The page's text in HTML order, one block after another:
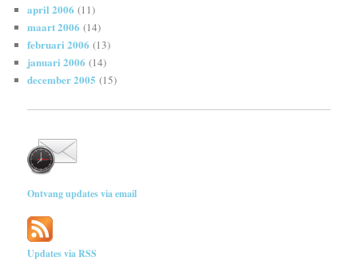
april 2006 (11)
maart 2006 (14)
februari 2006 (13)
januari 2006 (14)
december 2005 (15)
Ontvang updates via email
Updates via RSS